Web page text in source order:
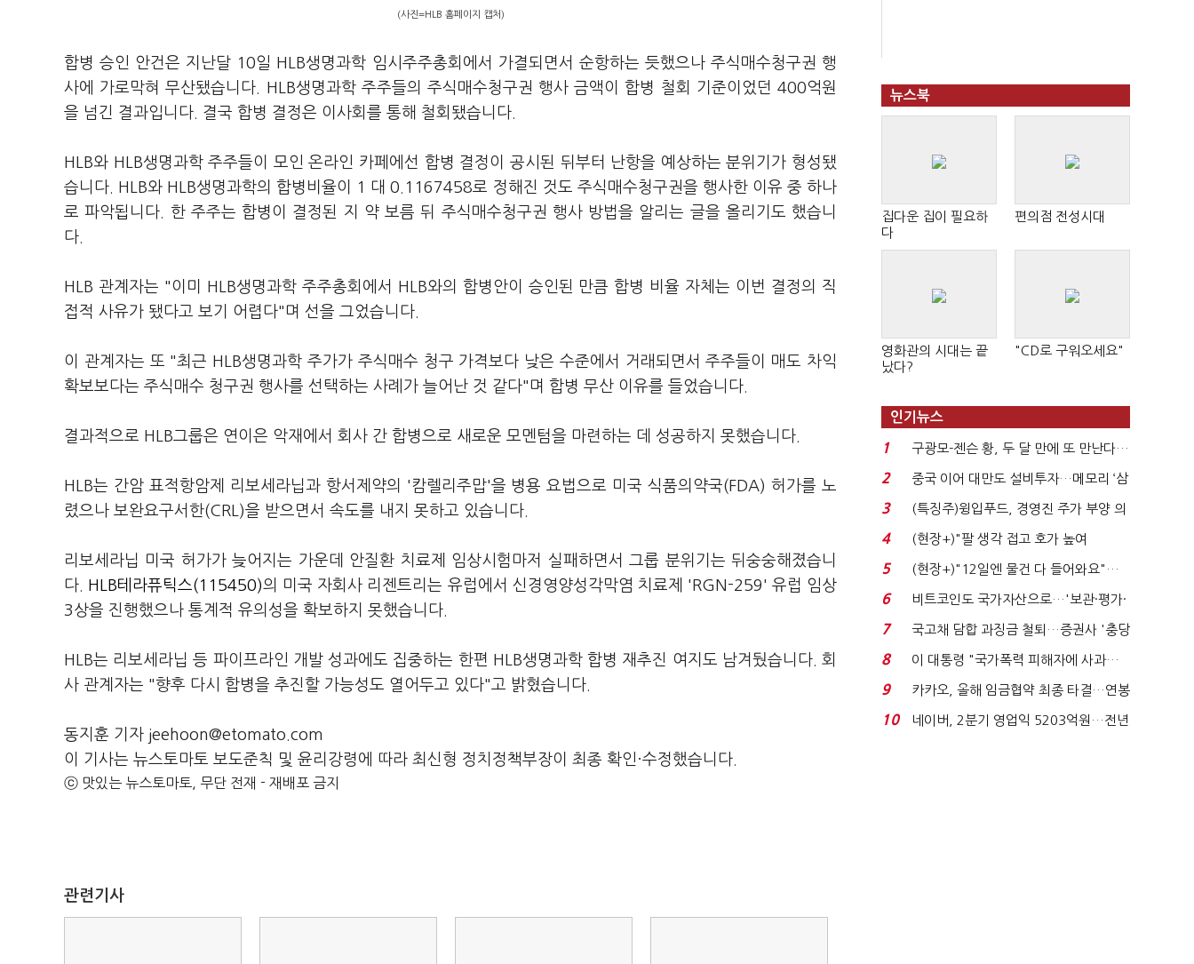
(사진=HLB 홈페이지 캡처)
합병 승인 안건은 지난달 10일 HLB생명과학 임시주주총회에서 가결되면서 순항하는 듯했으나 주식매수청구권 행
사에 가로막혀 무산됐습니다. HLB생명과학 주주들의 주식매수청구권 행사 금액이 합병 철회 기준이었던 400억원
을 넘긴 결과입니다. 결국 합병 결정은 이사회를 통해 철회됐습니다.
HLB와 HLB생명과학 주주들이 모인 온라인 카페에선 합병 결정이 공시된 뒤부터 난항을 예상하는 분위기가 형성됐
습니다. HLB와 HLB생명과학의 합병비율이 1 대 0.1167458로 정해진 것도 주식매수청구권을 행사한 이유 중 하나
로 파악됩니다. 한 주주는 합병이 결정된 지 약 보름 뒤 주식매수청구권 행사 방법을 알리는 글을 올리기도 했습니
다.
HLB 관계자는 "이미 HLB생명과학 주주총회에서 HLB와의 합병안이 승인된 만큼 합병 비율 자체는 이번 결정의 직
접적 사유가 됐다고 보기 어렵다"며 선을 그었습니다.
이 관계자는 또 "최근 HLB생명과학 주가가 주식매수 청구 가격보다 낮은 수준에서 거래되면서 주주들이 매도 차익
확보보다는 주식매수 청구권 행사를 선택하는 사례가 늘어난 것 같다"며 합병 무산 이유를 들었습니다.
결과적으로 HLB그룹은 연이은 악재에서 회사 간 합병으로 새로운 모멘텀을 마련하는 데 성공하지 못했습니다.
HLB는 간암 표적항암제 리보세라닙과 항서제약의 '캄렐리주맙'을 병용 요법으로 미국 식품의약국(FDA) 허가를 노
렸으나 보완요구서한(CRL)을 받으면서 속도를 내지 못하고 있습니다.
리보세라닙 미국 허가가 늦어지는 가운데 안질환 치료제 임상시험마저 실패하면서 그룹 분위기는 뒤숭숭해졌습니
다.
HLB테라퓨틱스(115450)의 미국 자회사 리젠트리는 유럽에서 신경영양성각막염 치료제 'RGN-259' 유럽 임상
3상을 진행했으나 통계적 유의성을 확보하지 못했습니다.
HLB는 리보세라닙 등 파이프라인 개발 성과에도 집중하는 한편 HLB생명과학 합병 재추진 여지도 남겨뒀습니다. 회
사 관계자는 "향후 다시 합병을 추진할 가능성도 열어두고 있다"고 밝혔습니다.
동지훈 기자 jeehoon@etomato.com
이 기사는 뉴스토마토 보도준칙 및 윤리강령에 따라 최신형 정치정책부장이 최종 확인·수정했습니다.
ⓒ 맛있는 뉴스토마토, 무단 전재 - 재배포 금지
관련기사
뉴스북
집다운 집이 필요하
다
편의점 전성시대
영화관의 시대는 끝
났다?
"CD로 구워오세요"
인기뉴스
1
구광모-젠슨 황, 두 달 만에 또 만난다…
로봇·AI 등 논...
2
중국 이어 대만도 설비투자…메모리 ‘삼
국전쟁’
3
(특징주)윙입푸드, 경영진 주가 부양 의
지에 상한가...
4
(현장+)"팔 생각 접고 호가 높여
요"…'덜 똘똘한 한 채' 20...
5
(현장+)"12일엔 물건 다 들어와요"…
빈 매대 채우며 문 연 ...
6
비트코인도 국가자산으로…'보관·평가·
처분' 기준은 ...
7
국고채 담합 과징금 철퇴…증권사 '충당
금 폭탄' 우려...
8
이 대통령 "국가폭력 피해자에 사과…
적극적 조사로 진...
9
카카오, 올해 임금협약 최종 타결…연봉
6.3% 인상·격려...
10
네이버, 2분기 영업익 5203억원…전년